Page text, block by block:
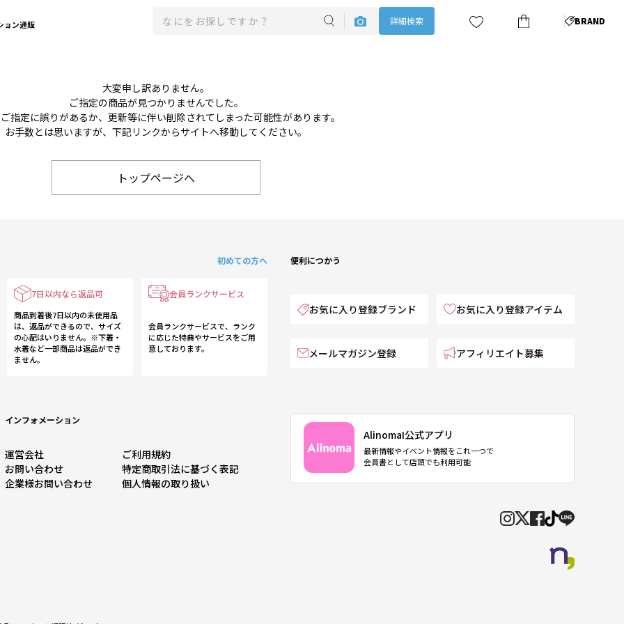
ョン通販 詳細検索 BRAND
大変申し訳ありません。
ご指定の商品が見つかりませんでした。
指定に誤りがあるか、更新等に伴い削除されてしまった可能性があります。
お手数とは思いますが、下記リンクからサイトへ移動してください。
トップページへ
初めての方へ
7日以内なら返品可
商品到着後7日以内の未使用品
は、返品ができるので、サイズ
の心配はいりません。※下着・
水着など一部商品は返品ができ
ません。
会員ランクサービス
会員ランクサービスで、ランク
に応じた特典やサービスをご用
意しております。
便利につかう
お気に入り登録ブランド お気に入り登録アイテム
メールマガジン登録 アフィリエイト募集
インフォメーション
運営会社
ご利用規約
お問い合わせ
特定商取引法に基づく表記
企業様お問い合わせ
個人情報の取り扱い
AlinomaI公式アプリ
最新情報やイベント情報をこれ一つで
会員書として店頭でも利用可能